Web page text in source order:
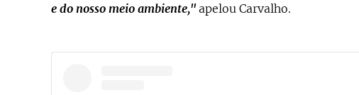
e do nosso meio ambiente,"apelou Carvalho.